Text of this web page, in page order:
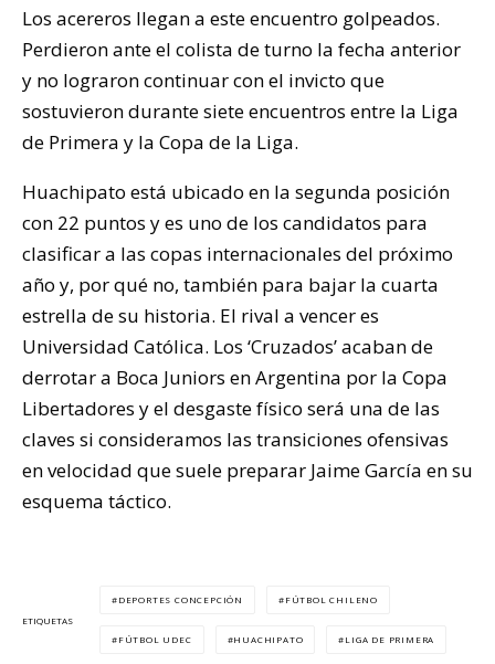
Los acereros llegan a este encuentro golpeados.
Perdieron ante el colista de turno la fecha anterior
y no lograron continuar con el invicto que
sostuvieron durante siete encuentros entre la Liga
de Primera y la Copa de la Liga.
Huachipato está ubicado en la segunda posición
con 22 puntos y es uno de los candidatos para
clasificar a las copas internacionales del próximo
año y, por qué no, también para bajar la cuarta
estrella de su historia. El rival a vencer es
Universidad Católica. Los ‘Cruzados’ acaban de
derrotar a Boca Juniors en Argentina por la Copa
Libertadores y el desgaste físico será una de las
claves si consideramos las transiciones ofensivas
en velocidad que suele preparar Jaime García en su
esquema táctico.
ETIQUETAS
DEPORTES CONCEPCIÓN FÚTBOL CHILENO
FÚTBOL UDEC HUACHIPATO LIGA DE PRIMERA